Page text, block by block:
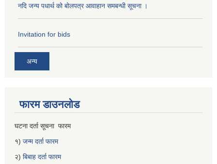
नदि जन्य पधार्थ को बोलपत्र आवाहान समबन्धी सूचना ।
Invitation for bids
अन्य
फारम डाउनलोड
घटना दर्ता सूचना फारम
१) जन्म दर्ता फारम
२) बिबाह दर्ता फारम